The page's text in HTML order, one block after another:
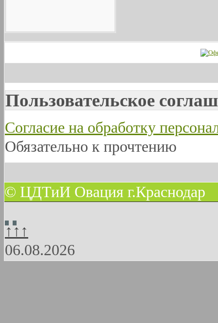
Пользовательское
Согласие на обработку
Обязательно к прочтению
© ЦДТиИ Овация г.Краснодар
↑↑↑
06.08.2026